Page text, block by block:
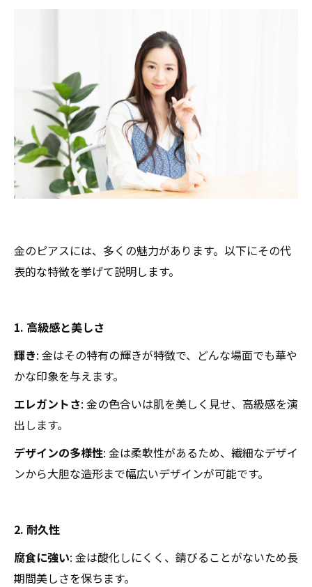
金のピアスには、多くの魅力があります。以下にその代
表的な特徴を挙げて説明します。
1. 高級感と美しさ
輝き: 金はその特有の輝きが特徴で、どんな場面でも華や
かな印象を与えます。
エレガントさ: 金の色合いは肌を美しく見せ、高級感を演
出します。
デザインの多様性: 金は柔軟性があるため、繊細なデザイ
ンから大胆な造形まで幅広いデザインが可能です。
2. 耐久性
腐食に強い: 金は酸化しにくく、錆びることがないため長
期間美しさを保ちます。